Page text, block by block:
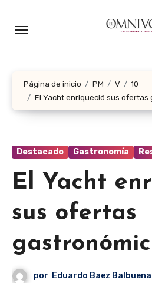
Página de inicio PM V
10
El Yacht enriqueció sus ofertas
Destacado Gastronomía
El Yacht
sus ofertas
por Eduardo Baez Balbuena